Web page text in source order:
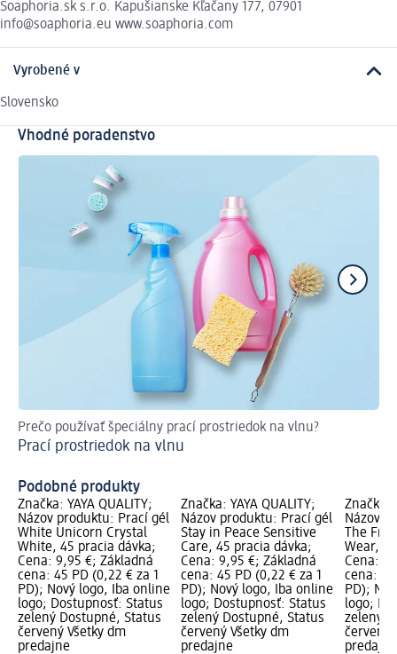
Soaphoria.sk s.r.o. Kapušianske Kľačany 177, 07901
info@soaphoria.eu www.soaphoria.com
Vyrobené v
Slovensko
Vhodné poradenstvo
Prečo používať špeciálny prací prostriedok na vlnu?
Prací prostriedok na vlnu
Podobné produkty
Značka: YAYA QUALITY;
Názov produktu: Prací gél
White Unicorn Crystal
White, 45 pracia dávka;
Cena: 9,95 €; Základná
cena: 45 PD (0,22 € za 1
PD); Nový logo, Iba online
logo; Dostupnosť: Status
zelený Dostupné, Status
červený Všetky dm
predajne
Značka: YAYA QUALITY;
Názov produktu: Prací gél
Stay in Peace Sensitive
Care, 45 pracia dávka;
Cena: 9,95 €; Základná
cena: 45 PD (0,22 € za 1
PD); Nový logo, Iba online
logo; Dostupnosť: Status
zelený Dostupné, Status
červený Všetky dm
predajne
Značka:
Názov
The
Wear,
Cena:
cena: 45
PD);
logo;
zelený
červený
predajne